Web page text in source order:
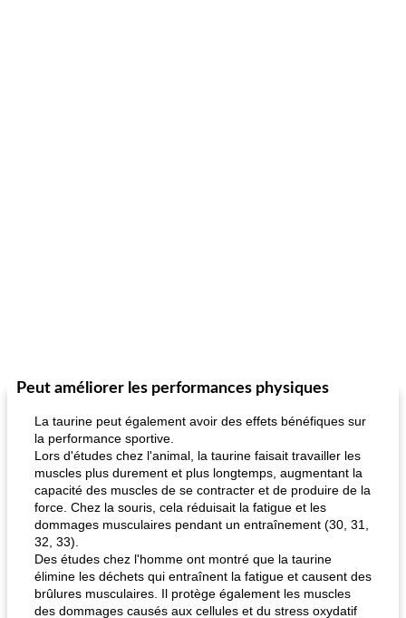
Peut améliorer les performances physiques
La taurine peut également avoir des effets bénéfiques sur
la performance sportive.
Lors d'études chez l'animal, la taurine faisait travailler les
muscles plus durement et plus longtemps, augmentant la
capacité des muscles de se contracter et de produire de la
force. Chez la souris, cela réduisait la fatigue et les
dommages musculaires pendant un entraînement (30, 31,
32, 33).
Des études chez l'homme ont montré que la taurine
élimine les déchets qui entraînent la fatigue et causent des
brûlures musculaires. Il protège également les muscles
des dommages causés aux cellules et du stress oxydatif